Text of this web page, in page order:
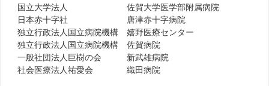
国立大学法人 佐賀大学医学部附属病院
日本赤十字社 唐津赤十字病院
独立行政法人国立病院機構 嬉野医療センター
独立行政法人国立病院機構 佐賀病院
一般社団法人巨樹の会 新武雄病院
社会医療法人祐愛会 織田病院